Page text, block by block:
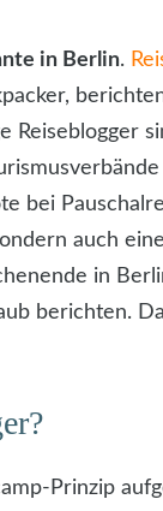
in Berlin.
Reiseblogger
bei
auch
in
berichten.
Prinzip